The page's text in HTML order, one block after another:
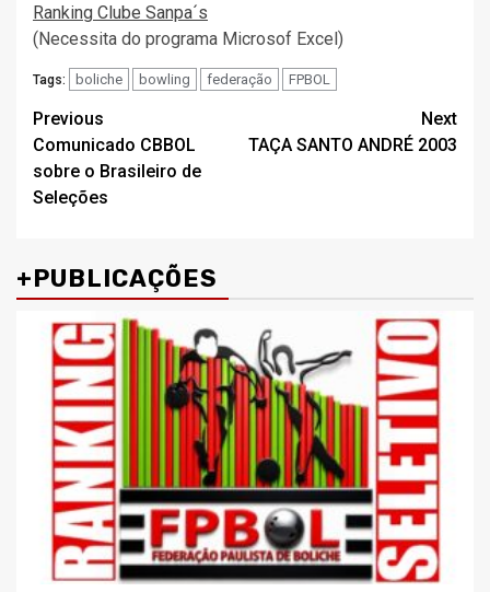
Ranking Clube Sanpa´s
(Necessita do programa Microsof Excel)
Tags: boliche bowling federação FPBOL
Post
navigation
Previous
Comunicado CBBOL
sobre o Brasileiro de
Seleções
Next
TAÇA SANTO ANDRÉ 2003
+PUBLICAÇÕES